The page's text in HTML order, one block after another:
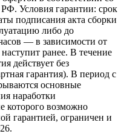
РФ. Условия гарантии: срок
подписания акта сборки
либо до
— в зависимости от
ранее. В течение
действует без
гарантия). В период с
основные
наработки
которого возможно
гарантией, ограничен и